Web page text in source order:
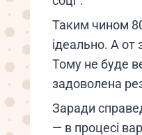
Таким чином
ідеально. А от
Тому не буде
задоволена
Заради
— в процесі